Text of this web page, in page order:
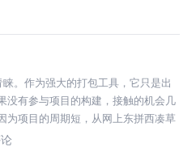
。作为强大的打包工具，它只是出
没有参与项目的构建，接触的机会几
为项目的周期短，从网上东拼西凑草
，要么是蜻蜓点水，科普了一些常